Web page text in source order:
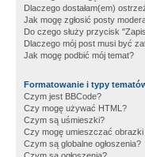
Dlaczego dostałam(em)
Jak mogę zgłosić posty
Do czego służy przycisk
Dlaczego mój post musi być
Jak mogę podbić mój temat?
Formatowanie i typy
Czym jest BBCode?
Czy mogę używać HTML?
Czym są uśmieszki?
Czy mogę umieszczać
Czym są globalne ogłoszenia?